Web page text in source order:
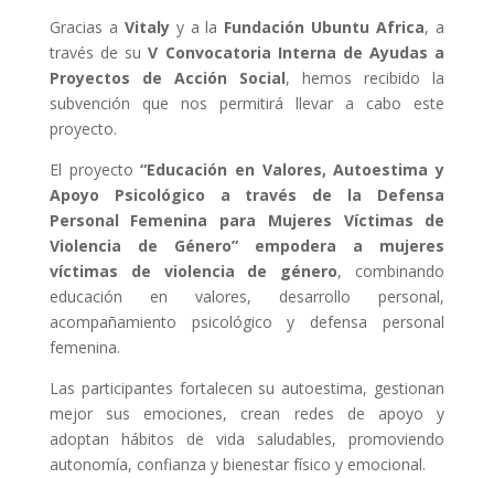
Gracias a Vitalyy a la Fundación Ubuntu Africa, a
través de suV Convocatoria Interna de Ayudas a
Proyectos de Acción Social, hemos recibido la
subvención que nos permitirá llevar a cabo este
proyecto.
El proyecto“Educación en Valores, Autoestima y
Apoyo Psicológico a través de la Defensa
Personal Femenina para Mujeres Víctimas de
Violencia de Género”
empodera a mujeres
víctimas de violencia de género, combinando
educación en valores, desarrollo personal,
acompañamiento psicológico y defensa personal
femenina.
Las participantes fortalecen su autoestima, gestionan
mejor sus emociones, crean redes de apoyo y
adoptan hábitos de vida saludables, promoviendo
autonomía, confianza y bienestar físico y emocional.